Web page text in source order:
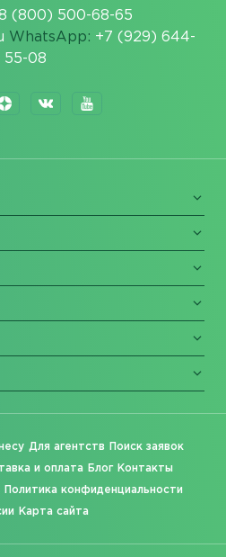
(800) 500-68-65
WhatsApp: +7 (929) 644-
55-08
Для агентств Поиск заявок
и оплата Блог Контакты
Политика конфиденциальности
Карта сайта